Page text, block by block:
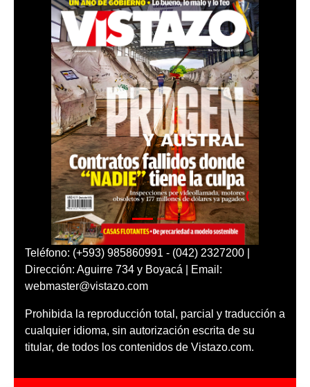
Teléfono: (+593) 985860991 - (042) 2327200 |
Dirección: Aguirre 734 y Boyacá | Email:
webmaster@vistazo.com
Prohibida la reproducción total, parcial y traducción a
cualquier idioma, sin autorización escrita de su
titular, de todos los contenidos de Vistazo.com.